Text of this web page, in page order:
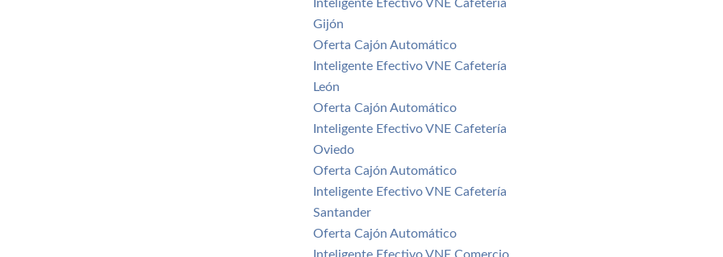
Inteligente Efectivo VNE Cafetería
Gijón
Oferta Cajón Automático
Inteligente Efectivo VNE Cafetería
León
Oferta Cajón Automático
Inteligente Efectivo VNE Cafetería
Oviedo
Oferta Cajón Automático
Inteligente Efectivo VNE Cafetería
Santander
Oferta Cajón Automático